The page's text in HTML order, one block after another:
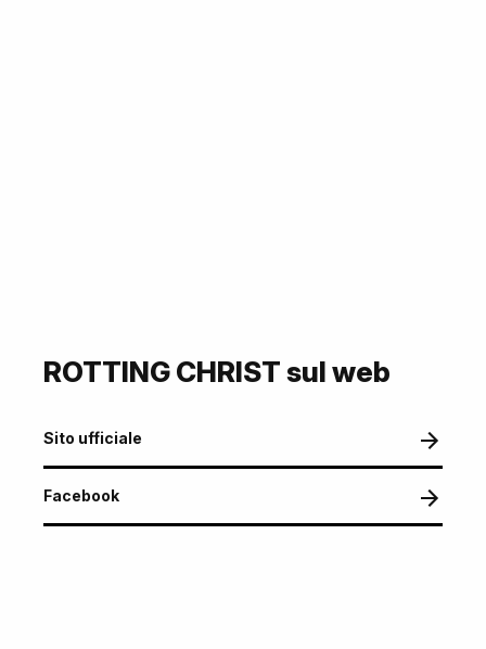
ROTTING CHRIST sul web
Sito ufficiale
Facebook